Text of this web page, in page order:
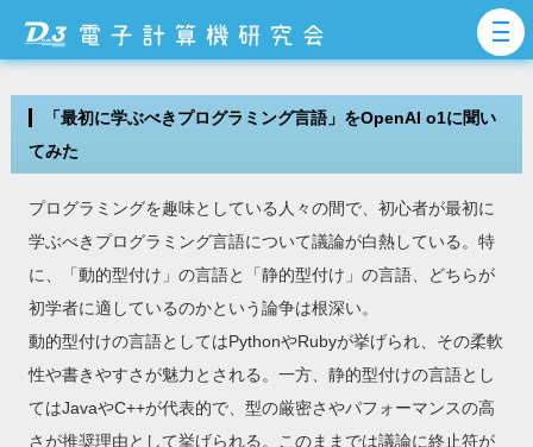
「最初に学ぶべきプログラミング言語」をOpenAI o1に聞い
てみた
プログラミングを趣味としている人々の間で、初心者が最初に
学ぶべきプログラミング言語について議論が白熱している。特
に、「動的型付け」の言語と「静的型付け」の言語、どちらが
初学者に適しているのかという論争は根深い。
動的型付けの言語としてはPythonやRubyが挙げられ、その柔軟
性や書きやすさが魅力とされる。一方、静的型付けの言語とし
てはJavaやC++が代表的で、型の厳密さやパフォーマンスの高
さが推奨理由として挙げられる。このままでは議論に終止符が